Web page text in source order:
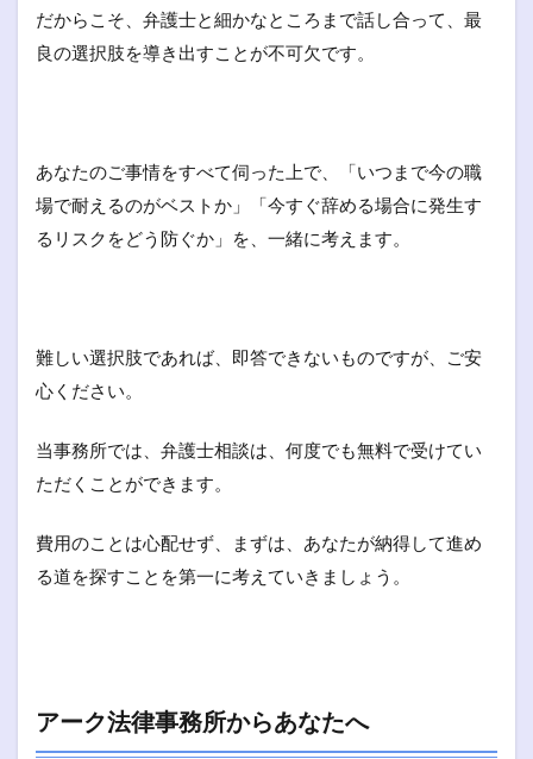
だからこそ、弁護士と細かなところまで話し合って、最
良の選択肢を導き出すことが不可欠です。
あなたのご事情をすべて伺った上で、「いつまで今の職
場で耐えるのがベストか」「今すぐ辞める場合に発生す
るリスクをどう防ぐか」を、一緒に考えます。
難しい選択肢であれば、即答できないものですが、ご安
心ください。
当事務所では、弁護士相談は、何度でも無料で受けてい
ただくことができます。
費用のことは心配せず、まずは、あなたが納得して進め
る道を探すことを第一に考えていきましょう。
アーク法律事務所からあなたへ